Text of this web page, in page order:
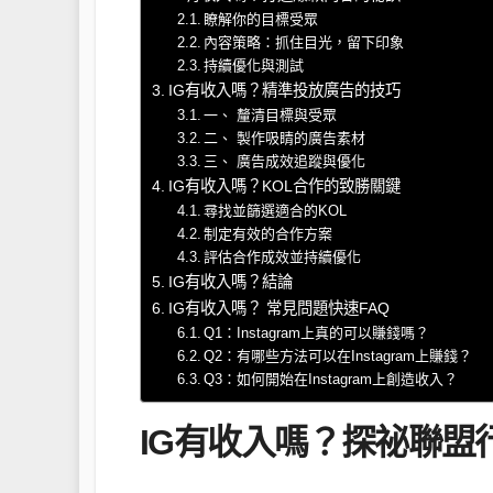
瞭解你的目標受眾
內容策略：抓住目光，留下印象
持續優化與測試
IG有收入嗎？精準投放廣告的技巧
一、 釐清目標與受眾
二、 製作吸睛的廣告素材
三、 廣告成效追蹤與優化
IG有收入嗎？KOL合作的致勝關鍵
尋找並篩選適合的KOL
制定有效的合作方案
評估合作成效並持續優化
IG有收入嗎？結論
IG有收入嗎？ 常見問題快速FAQ
Q1：Instagram上真的可以賺錢嗎？
Q2：有哪些方法可以在Instagram上賺錢？
Q3：如何開始在Instagram上創造收入？
IG有收入嗎？探祕聯盟